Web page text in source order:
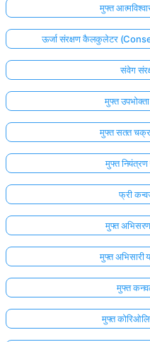
मुफ्त
ऊर्जा संरक्षण कैलकुलेटर
संवेग
मुफ्त
मुफ्त सतत
मुफ्त
फ्री
मुफ्त
मुफ्त अभिसारी
मुफ्त
मुफ्त